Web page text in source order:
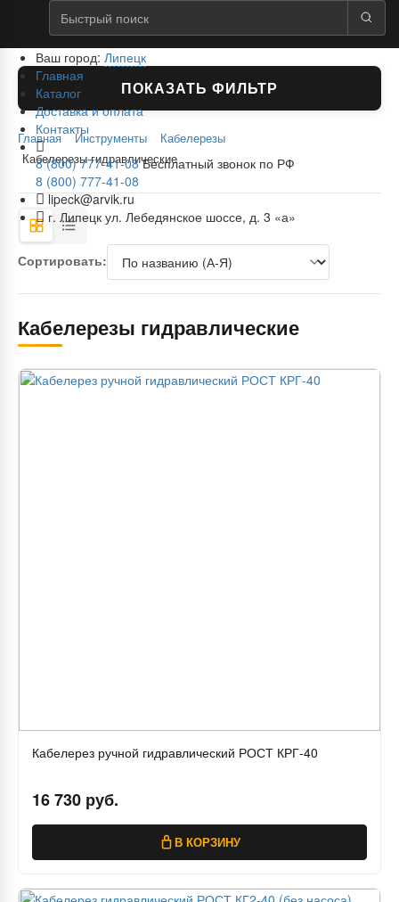
Ваш город: Липецк
Главная
Каталог
Доставка и оплата
Контакты
8 (800) 777-41-08 Бесплатный звонок по РФ
8 (800) 777-41-08
lipeck@arvik.ru
г. Липецк ул. Лебедянское шоссе, д. 3 «а»
ПОКАЗАТЬ ФИЛЬТР
Главная Инструменты
Кабелерезы
Кабелерезы гидравлические
Сортировать:
Кабелерезы гидравлические
Кабелерез ручной гидравлический РОСТ КРГ-40
16 730 руб.
В КОРЗИНУ